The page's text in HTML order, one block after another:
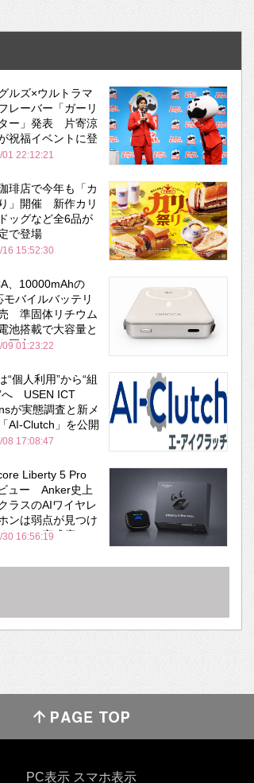
ルズ×ウルトラマ
レーバー「ガーリ
ー」発表 片寄涼
祝福イベントに登
22:12:21
琲店で今年も「カ
」開催 新作カリ
ッグなど全6品が
で登場
15:52:30
、10000mAhの
モバイルバッテリ
準固体リチウム
池搭載で大容量と
両立
01:23:22
“個人利用”から“組
へ USEN ICT
が実態調査と新メ
AI-Clutch」を公開
17:08:47
Liberty 5 Pro
ュー Anker史上
ラスのAIワイヤレ
ンは弱点が見つけ
らいの完成度にび
16:56:19
PC表示 スマホ表示